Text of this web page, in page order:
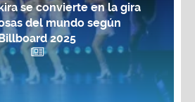
se convierte en la gira
del mundo según
2025